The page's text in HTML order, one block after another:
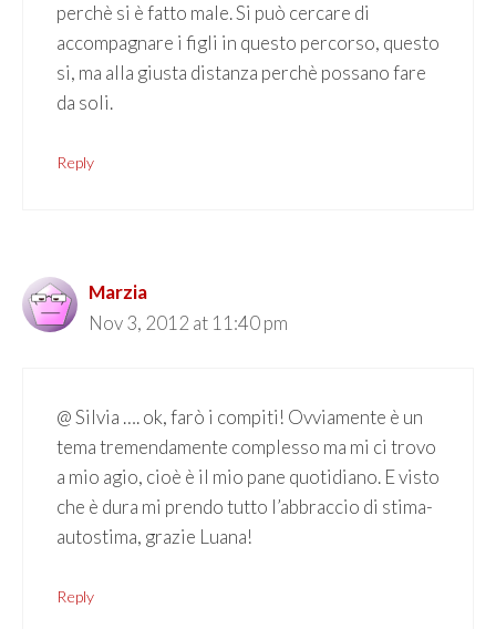
perchè si è fatto male. Si può cercare di
accompagnare i figli in questo percorso, questo
si, ma alla giusta distanza perchè possano fare
da soli.
Reply
Marzia
Nov 3, 2012 at 11:40 pm
@ Silvia …. ok, farò i compiti! Ovviamente è un
tema tremendamente complesso ma mi ci trovo
a mio agio, cioè è il mio pane quotidiano. E visto
che è dura mi prendo tutto l’abbraccio di stima-
autostima, grazie Luana!
Reply